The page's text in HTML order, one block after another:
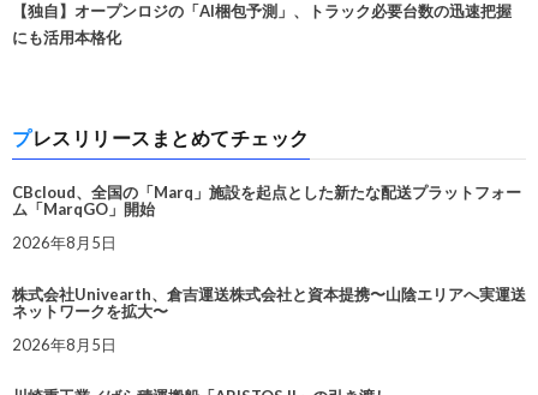
【独自】オープンロジの「AI梱包予測」、トラック必要台数の迅速把握
にも活用本格化
プレスリリースまとめてチェック
CBcloud、全国の「Marq」施設を起点とした新たな配送プラットフォー
ム「MarqGO」開始
2026年8月5日
株式会社Univearth、倉吉運送株式会社と資本提携〜山陰エリアへ実運送
ネットワークを拡大〜
2026年8月5日